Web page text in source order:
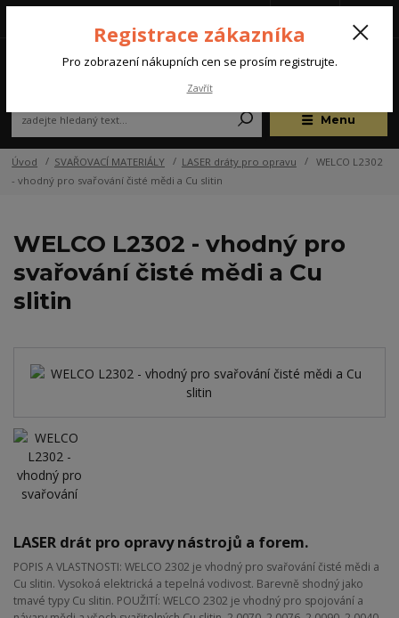
Menu
(Po-Pá, 07:00-15:30 hod.)
Úvod SVAŘOVACÍ MATERIÁLY LASER dráty pro opravu
WELCO L2302
- vhodný pro svařování čisté mědi a Cu slitin
WELCO L2302 - vhodný pro
svařování čisté mědi a Cu
slitin
LASER drát pro opravy nástrojů a forem.
POPIS A VLASTNOSTI: WELCO 2302 je vhodný pro svařování čisté mědi a
Cu slitin. Vysokoá elektrická a tepelná vodivost. Barevně shodný jako
tmavé typy Cu slitin. POUŽITÍ: WELCO 2302 je vhodný pro spojování a
Registrace zákazníka
Pro zobrazení nákupních cen se prosím registrujte.
Zavřít